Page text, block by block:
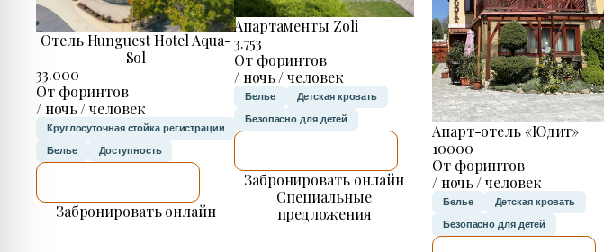
Отель Hunguest Hotel Aqua-
Sol
33.000
От форинтов
/ ночь / человек
Круглосуточная стойка регистрации
Белье Доступность
Забронировать онлайн
Апартаменты Zoli
3.753
От форинтов
/ ночь / человек
Белье Детская кровать
Безопасно для детей
Забронировать онлайн
Специальные
предложения
Апарт-отель «Юдит»
10000
От форинтов
/ ночь / человек
Белье Детская кровать
Безопасно для детей